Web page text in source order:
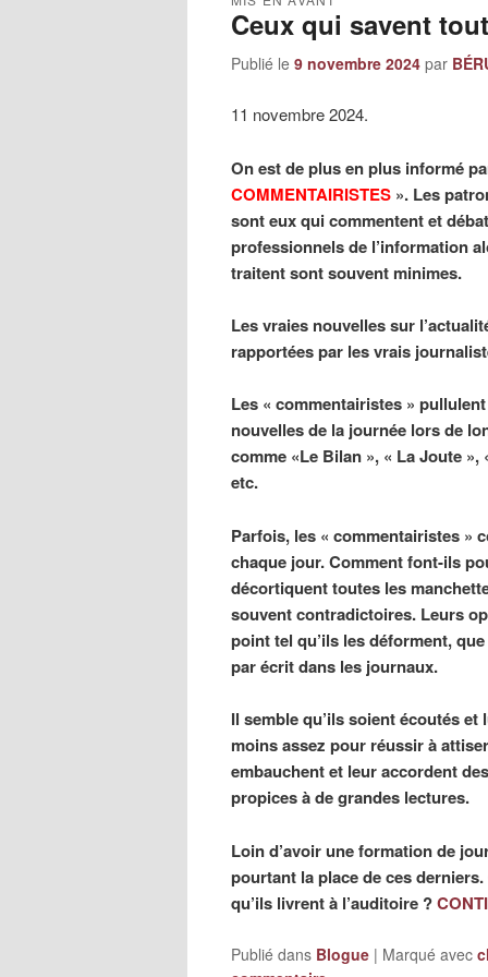
Ceux qui savent
Publié le 9 novembre 2024 par
11 novembre 2024.
On est de plus en plus informé
COMMENTAIRISTES ». Les
sont eux qui commentent et
professionnels de l’information
traitent sont souvent minimes.
Les vraies nouvelles sur
rapportées par les vrais
Les « commentairistes »
nouvelles de la journée lors de
comme «Le Bilan », « La Joute
etc.
Parfois, les « commentairistes »
chaque jour. Comment font-ils
décortiquent toutes les
souvent contradictoires. Leurs
point tel qu’ils les déforment,
par écrit dans les journaux.
Il semble qu’ils soient écoutés
moins assez pour réussir à
embauchent et leur accordent
propices à de grandes lectures.
Loin d’avoir une formation de
pourtant la place de ces
qu’ils livrent à l’auditoire ?
Publié dans Blogue | Marqué avec